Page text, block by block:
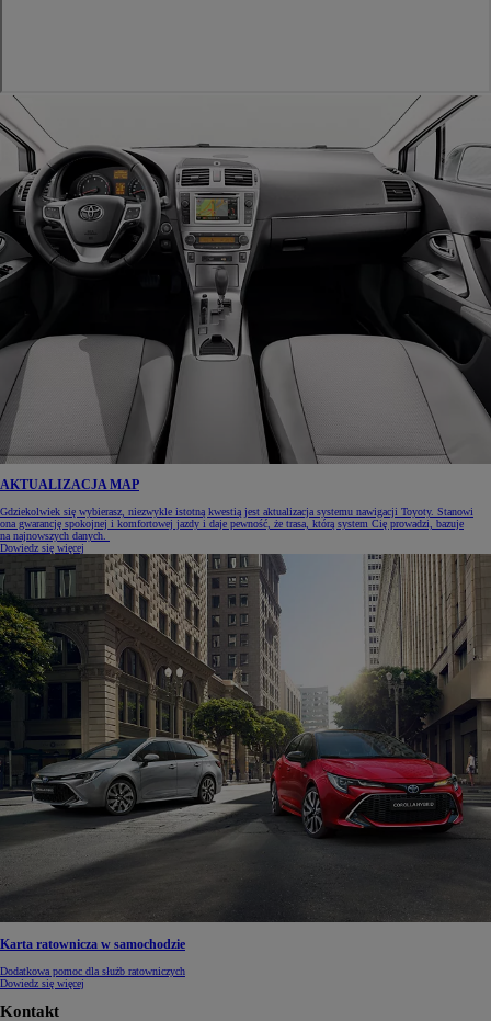
AKTUALIZACJA MAP
Gdziekolwiek się wybierasz, niezwykle istotną kwestią jest aktualizacja systemu nawigacji Toyoty. Stanowi
ona gwarancję spokojnej i komfortowej jazdy i daje pewność, że trasa, którą system Cię prowadzi, bazuje
na najnowszych danych.
Dowiedz się więcej
Karta ratownicza w samochodzie
Dodatkowa pomoc dla służb ratowniczych
Dowiedz się więcej
Kontakt